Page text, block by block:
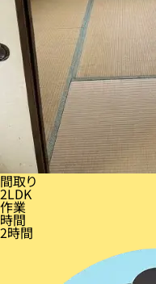
間取り
2LDK
作業
時間
2時間